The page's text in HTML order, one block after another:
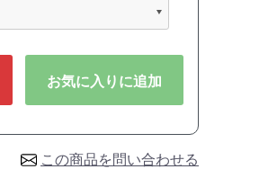
お気に入りに追加
この商品を問い合わせる